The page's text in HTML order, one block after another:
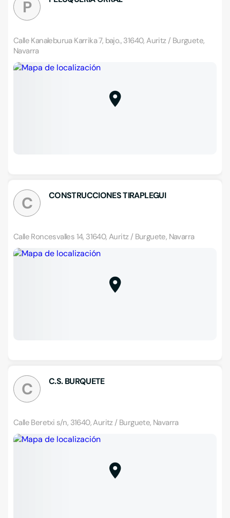
P
Calle Kanaleburua Karrika 7, bajo., 31640, Auritz / Burguete,
Navarra
C CONSTRUCCIONES TIRAPLEGUI
Calle Roncesvalles 14, 31640, Auritz / Burguete, Navarra
C C.S. BURQUETE
Calle Beretxi s/n, 31640, Auritz / Burguete, Navarra